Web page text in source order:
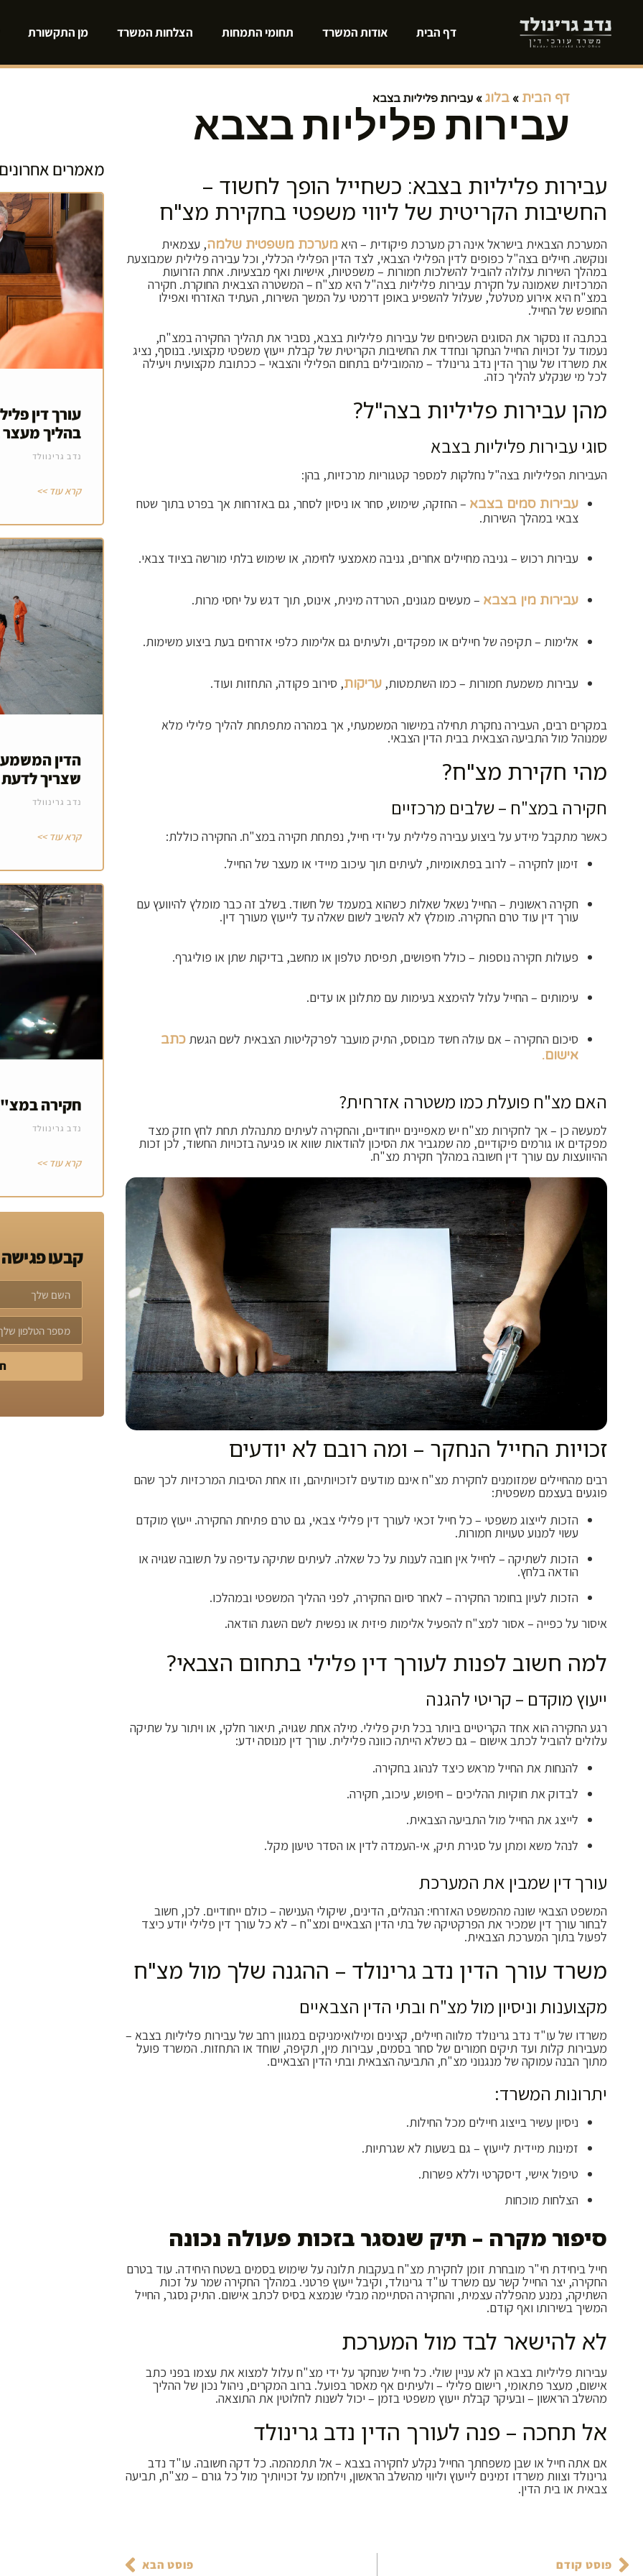
דף הבית אודות המשרד תחומי התמחות הצלחות המשרד מן התקשורת
דף הבית » בלוג » עבירות פליליות בצבא
עבירות פליליות בצבא
עבירות פליליות בצבא: כשחייל הופך לחשוד –
החשיבות הקריטית של ליווי משפטי בחקירת מצ"ח
המערכת הצבאית בישראל אינה רק מערכת פיקודית – היאמערכת משפטית שלמה, עצמאית
ונוקשה. חיילים בצה"ל כפופים לדין הפלילי הצבאי, לצד הדין הפלילי הכללי, וכל עבירה פלילית שמבוצעת
במהלך השירות עלולה להוביל להשלכות חמורות – משפטיות, אישיות ואף מבצעיות. אחת הזרועות
המרכזיות שאמונה על חקירת עבירות פליליות בצה"ל היא מצ"ח – המשטרה הצבאית החוקרת. חקירה
במצ"ח היא אירוע מטלטל, שעלול להשפיע באופן דרמטי על המשך השירות, העתיד האזרחי ואפילו
החופש של החייל.
בכתבה זו נסקור את הסוגים השכיחים של עבירות פליליות בצבא, נסביר את תהליך החקירה במצ"ח,
נעמוד על זכויות החייל הנחקר ונחדד את החשיבות הקריטית של קבלת ייעוץ משפטי מקצועי. בנוסף, נציג
את משרדו של עורך הדין נדב גרינולד – מהמובילים בתחום הפלילי והצבאי – ככתובת מקצועית ויעילה
לכל מי שנקלע להליך כזה.
מהן עבירות פליליות בצה"ל?
סוגי עבירות פליליות בצבא
העבירות הפליליות בצה"ל נחלקות למספר קטגוריות מרכזיות, בהן:
עבירות סמים בצבא – החזקה, שימוש, סחר או ניסיון לסחר, גם באזרחות אך בפרט בתוך שטח
צבאי במהלך השירות.
עבירות רכוש – גניבה מחיילים אחרים, גניבה מאמצעי לחימה, או שימוש בלתי מורשה בציוד צבאי.
עבירות מין בצבא – מעשים מגונים, הטרדה מינית, אינוס, תוך דגש על יחסי מרות.
אלימות – תקיפה של חיילים או מפקדים, ולעיתים גם אלימות כלפי אזרחים בעת ביצוע משימות.
עבירות משמעת חמורות – כמו השתמטות, עריקות, סירוב פקודה, התחזות ועוד.
במקרים רבים, העבירה נחקרת תחילה במישור המשמעתי, אך במהרה מתפתחת להליך פלילי מלא
שמנוהל מול התביעה הצבאית בבית הדין הצבאי.
מהי חקירת מצ"ח?
חקירה במצ"ח – שלבים מרכזיים
כאשר מתקבל מידע על ביצוע עבירה פלילית על ידי חייל, נפתחת חקירה במצ"ח. החקירה כוללת:
זימון לחקירה – לרוב בפתאומיות, לעיתים תוך עיכוב מיידי או מעצר של החייל.
חקירה ראשונית – החייל נשאל שאלות כשהוא במעמד של חשוד. בשלב זה כבר מומלץ להיוועץ עם
עורך דין עוד טרם החקירה. מומלץ לא להשיב לשום שאלה עד לייעוץ מעורך דין.
פעולות חקירה נוספות – כולל חיפושים, תפיסת טלפון או מחשב, בדיקות שתן או פוליגרף.
עימותים – החייל עלול להימצא בעימות עם מתלונן או עדים.
סיכום החקירה – אם עולה חשד מבוסס, התיק מועבר לפרקליטות הצבאית לשם הגשת כתב
אישום.
האם מצ"ח פועלת כמו משטרה אזרחית?
למעשה כן – אך לחקירות מצ"ח יש מאפיינים ייחודיים, והחקירה לעיתים מתנהלת תחת לחץ חזק מצד
מפקדים או גורמים פיקודיים, מה שמגביר את הסיכון להודאות שווא או פגיעה בזכויות החשוד, לכן זכות
ההיוועצות עם עורך דין חשובה במהלך חקירת מצ"ח.
זכויות החייל הנחקר – ומה רובם לא יודעים
רבים מהחיילים שמזומנים לחקירת מצ"ח אינם מודעים לזכויותיהם, וזו אחת הסיבות המרכזיות לכך שהם
פוגעים בעצמם משפטית:
הזכות לייצוג משפטי – כל חייל זכאי לעורך דין פלילי צבאי, גם טרם פתיחת החקירה. ייעוץ מוקדם
עשוי למנוע טעויות חמורות.
הזכות לשתיקה – לחייל אין חובה לענות על כל שאלה. לעיתים שתיקה עדיפה על תשובה שגויה או
הודאה בלחץ.
הזכות לעיון בחומר החקירה – לאחר סיום החקירה, לפני ההליך המשפטי ובמהלכו.
איסור על כפייה – אסור למצ"ח להפעיל אלימות פיזית או נפשית לשם השגת הודאה.
למה חשוב לפנות לעורך דין פלילי בתחום הצבאי?
ייעוץ מוקדם – קריטי להגנה
רגע החקירה הוא אחד הקריטיים ביותר בכל תיק פלילי. מילה אחת שגויה, תיאור חלקי, או ויתור על שתיקה
עלולים להוביל לכתב אישום – גם כשלא הייתה כוונה פלילית. עורך דין מנוסה ידע:
להנחות את החייל מראש כיצד לנהוג בחקירה.
לבדוק את חוקיות ההליכים – חיפוש, עיכוב, חקירה.
לייצג את החייל מול התביעה הצבאית.
לנהל משא ומתן על סגירת תיק, אי-העמדה לדין או הסדר טיעון מקל.
עורך דין שמבין את המערכת
המשפט הצבאי שונה מהמשפט האזרחי: הנהלים, הדינים, שיקולי הענישה – כולם ייחודיים. לכן, חשוב
לבחור עורך דין שמכיר את הפרקטיקה של בתי הדין הצבאיים ומצ"ח – לא כל עורך דין פלילי יודע כיצד
לפעול בתוך המערכת הצבאית.
משרד עורך הדין נדב גרינולד – ההגנה שלך מול מצ"ח
מקצוענות וניסיון מול מצ"ח ובתי הדין הצבאיים
משרדו של עו"ד נדב גרינולד מלווה חיילים, קצינים ומילואימניקים במגוון רחב של עבירות פליליות בצבא –
מעבירות קלות ועד תיקים חמורים של סחר בסמים, עבירות מין, תקיפה, שוחד או התחזות. המשרד פועל
מתוך הבנה עמוקה של מנגנוני מצ"ח, התביעה הצבאית ובתי הדין הצבאיים.
יתרונות המשרד:
ניסיון עשיר בייצוג חיילים מכל החילות.
זמינות מיידית לייעוץ – גם בשעות לא שגרתיות.
טיפול אישי, דיסקרטי וללא פשרות.
הצלחות מוכחות
סיפור מקרה – תיק שנסגר בזכות פעולה נכונה
חייל ביחידת חי"ר מובחרת זומן לחקירת מצ"ח בעקבות תלונה על שימוש בסמים בשטח היחידה. עוד בטרם
החקירה, יצר החייל קשר עם משרד עו"ד גרינולד, וקיבל ייעוץ פרטני. במהלך החקירה שמר על זכות
השתיקה, נמנע מהפללה עצמית, והחקירה הסתיימה מבלי שנמצא בסיס לכתב אישום. התיק נסגר, החייל
המשיך בשירותו ואף קודם.
לא להישאר לבד מול המערכת
עבירות פליליות בצבא הן לא עניין שולי. כל חייל שנחקר על ידי מצ"ח עלול למצוא את עצמו בפני כתב
אישום, מעצר פתאומי, רישום פלילי – ולעיתים אף מאסר בפועל. ברוב המקרים, ניהול נכון של ההליך
מהשלב הראשון – ובעיקר קבלת ייעוץ משפטי בזמן – יכול לשנות לחלוטין את התוצאה.
אל תחכה – פנה לעורך הדין נדב גרינולד
אם אתה חייל או שבן משפחתך החייל נקלע לחקירה בצבא – אל תתמהמה. כל דקה חשובה. עו"ד נדב
גרינולד וצוות משרדו זמינים לייעוץ וליווי מהשלב הראשון, וילחמו על זכויותיך מול כל גורם – מצ"ח, תביעה
צבאית או בית הדין.
פוסט קודם פוסט הבא
מאמרים אחרונים
עורך דין
בהליך מעצר
נדב גרינוולד
קרא עוד >>
הדין
שצריך לדעת
נדב גרינוולד
קרא עוד >>
חקירה
נדב גרינוולד
קרא עוד >>
קבעו